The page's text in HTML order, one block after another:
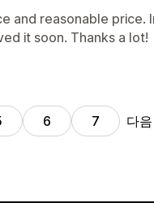
and reasonable price.
it soon. Thanks a lot!
6 7 다음